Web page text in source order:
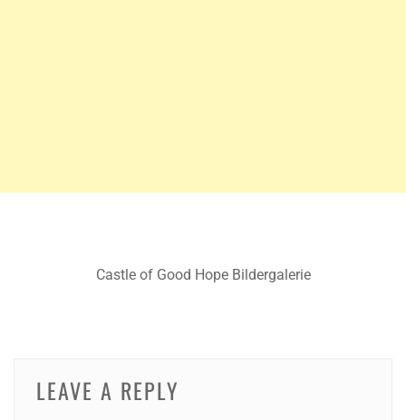
Castle of Good Hope Bildergalerie
LEAVE A REPLY